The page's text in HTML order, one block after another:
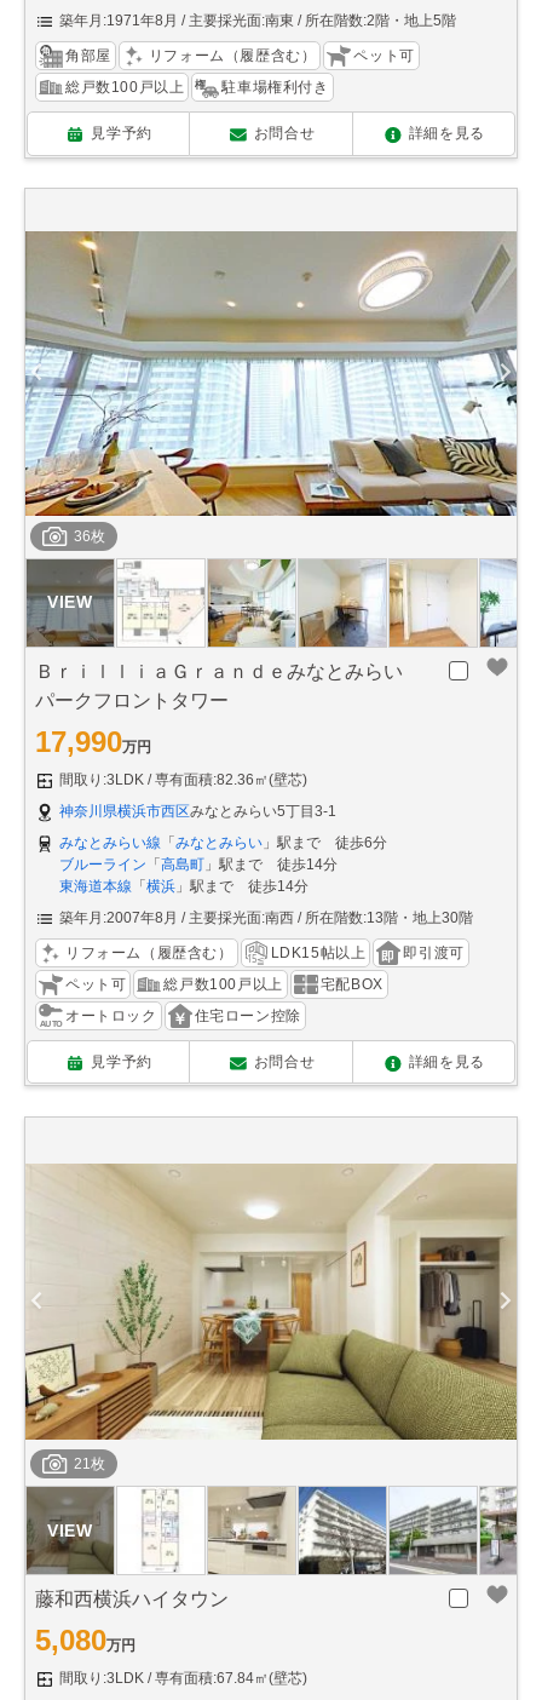
築年月:1971年8月
主要採光面:南東 所在階数:2階・地上5階
角部屋 リフォーム（履歴含む）
ペット可
総戸数100戸以上
駐車場権利付き
見学予約 お問合せ 詳細を見る
36枚
ＢｒｉｌｌｉａＧｒａｎｄｅみなとみらい
パークフロントタワー
17,990万円
間取り:3LDK
専有面積:82.36㎡(壁芯)
神奈川県横浜市西区みなとみらい5丁目3-1
みなとみらい線 「みなとみらい 」駅まで 徒歩6分
ブルーライン 「高島町 」駅まで 徒歩14分
東海道本線 「横浜 」駅まで 徒歩14分
築年月:2007年8月
主要採光面:南西 所在階数:13階・地上30階
リフォーム（履歴含む） LDK15帖以上
即引渡可
ペット可
総戸数100戸以上
宅配BOX
オートロック
住宅ローン控除
見学予約 お問合せ 詳細を見る
21枚
藤和西横浜ハイタウン
5,080万円
間取り:3LDK
専有面積:67.84㎡(壁芯)